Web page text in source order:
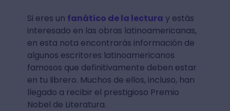
Si eres un fanático de la lectura y estás
interesado en las obras latinoamericanas,
en esta nota encontrarás información de
algunos escritores latinoamericanos
famosos que definitivamente deben estar
en tu librero. Muchos de ellos, incluso, han
llegado a recibir el prestigioso Premio
Nobel de Literatura.